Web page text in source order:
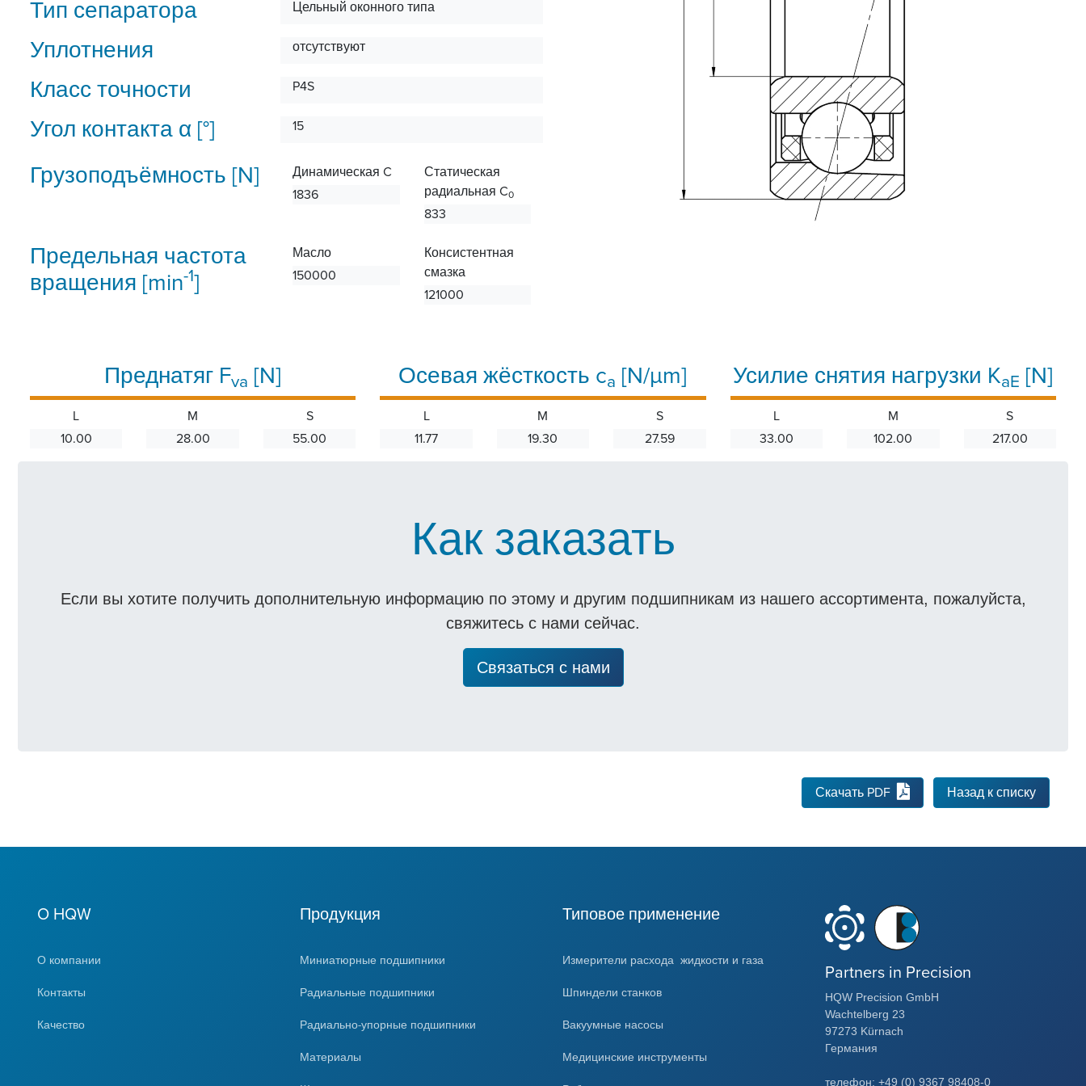
Тип сепаратора Цельный оконного типа
Уплотнения отсутствуют
Класс точности P4S
Угол контакта α [°] 15
Грузоподъёмность [N]
Динамическая C
1836
Статическая
радиальная C0
833
Предельная частота
вращения [min-1]
Масло
150000
Консистентная
смазка
121000
Преднатяг Fva [N]
L
10.00
M
28.00
S
55.00
Осевая жёсткость ca [N/µm]
L
11.77
M
19.30
S
27.59
Усилие снятия нагрузки KaE [N]
L
33.00
M
102.00
S
217.00
Как заказать
Если вы хотите получить дополнительную информацию по этому и другим подшипникам из нашего ассортимента, пожалуйста,
свяжитесь с нами сейчас.
Связаться с нами
Скачать PDF Назад к списку
O HQW
О компании
Контакты
Качество
Продукция
Миниатюрные подшипники
Радиальные подшипники
Радиально-упорные подшипники
Материалы
Типовое применение
Измерители расхода жидкости и газа
Шпиндели станков
Вакуумные насосы
Медицинские инструменты
Partners in Precision
HQW Precision GmbH
Wachtelberg 23
97273 Kürnach
Германия
телефон: +49 (0) 9367 98408-0